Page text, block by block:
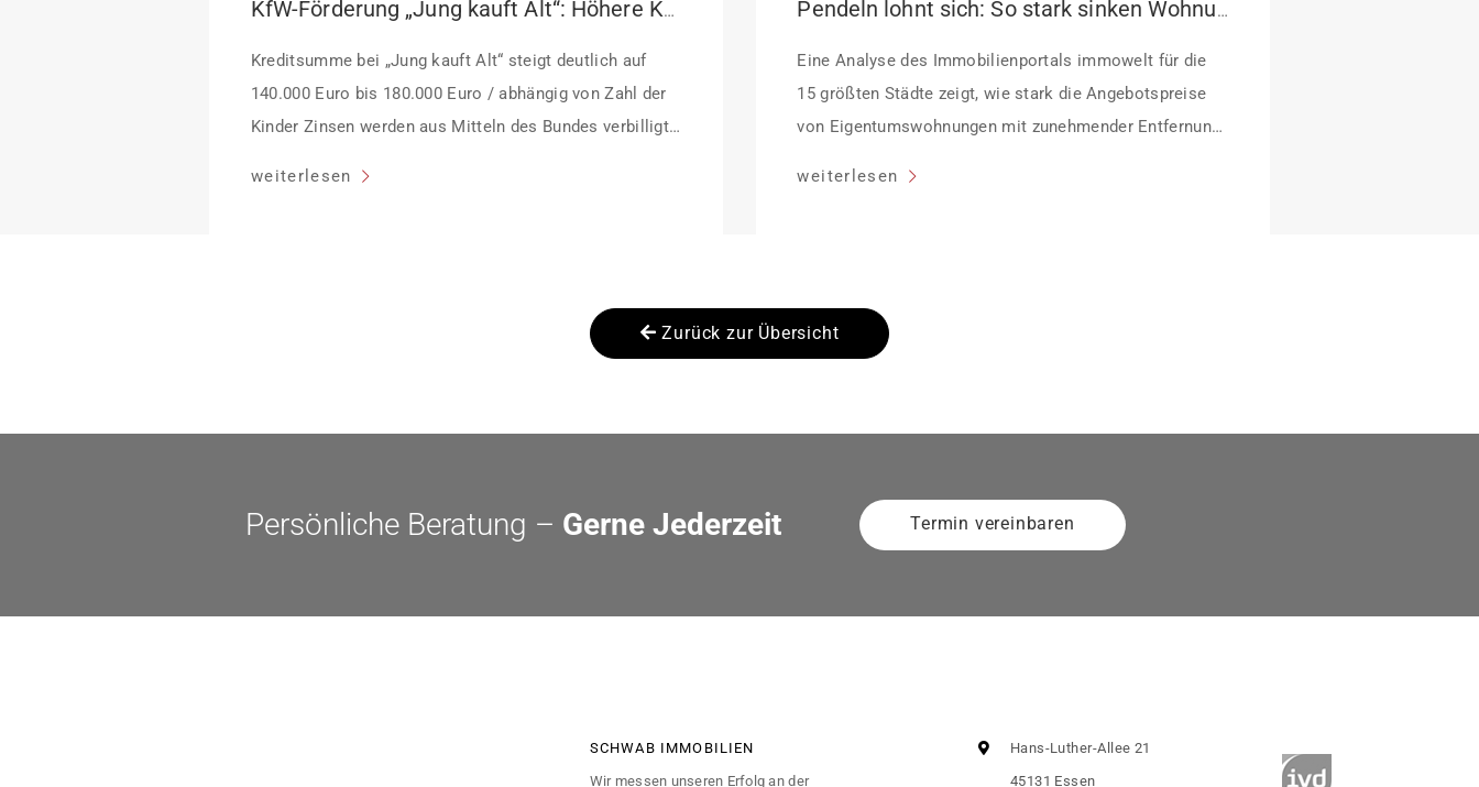
KfW-Förderung „Jung kauft Alt“: Höhere Kredite ab August 2026
Kreditsumme bei „Jung kauft Alt“ steigt deutlich auf
140.000 Euro bis 180.000 Euro / abhängig von Zahl der
Kinder Zinsen werden aus Mitteln des Bundes verbilligt:
weiterlesen
Pendeln lohnt sich: So stark sinken Wohnungspreise im Umland
Eine Analyse des Immobilienportals immowelt für die
15 größten Städte zeigt, wie stark die Angebotspreise
von Eigentumswohnungen mit zunehmender Entfernung
weiterlesen
Zurück zur Übersicht
Persönliche Beratung – Gerne Jederzeit Termin vereinbaren
SCHWAB IMMOBILIEN
Wir messen unseren Erfolg an der
Hans-Luther-Allee 21
45131 Essen